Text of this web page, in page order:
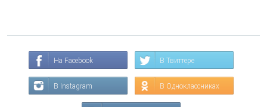
На Facebook В Твиттере
В Instagram В Одноклассниках